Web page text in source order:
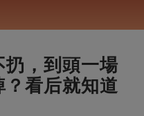
，到頭一場
？看后就知道